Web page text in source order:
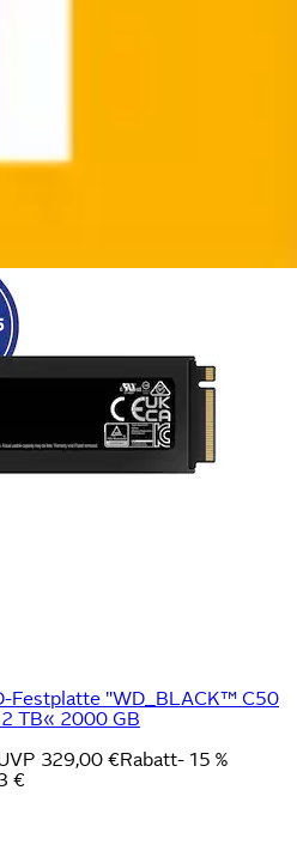
Festplatte "WD_BLACK™ C50
TB« 2000 GB
329,00 €Rabatt- 15 %
€